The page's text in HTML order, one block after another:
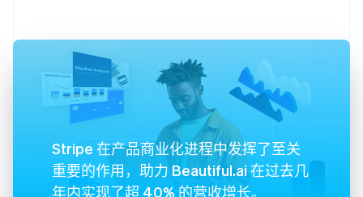
Stripe 在产品商业化进程中发挥了至关
重要的作用，助力 Beautiful.ai 在过去几
年内实现了超 40% 的营收增长。